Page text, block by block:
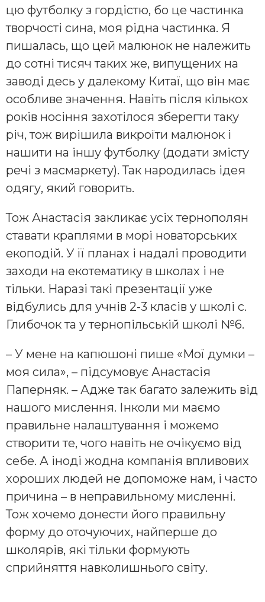
цю футболку з гордістю, бо це частинка
творчості сина, моя рідна частинка. Я
пишалась, що цей малюнок не належить
до сотні тисяч таких же, випущених на
заводі десь у далекому Китаї, що він має
особливе значення. Навіть після кількох
років носіння захотілося зберегти таку
річ, тож вирішила викроїти малюнок і
нашити на іншу футболку (додати змісту
речі з масмаркету). Так народилась ідея
одягу, який говорить.
Тож Анастасія закликає усіх тернополян
ставати краплями в морі новаторських
екоподій. У її планах і надалі проводити
заходи на екотематику в школах і не
тільки. Наразі такі презентації уже
відбулись для учнів 2-3 класів у школі с.
Глибочок та у тернопільській школі №6.
– У мене на капюшоні пише «Мої думки –
моя сила», – підсумовує Анастасія
Паперняк. – Адже так багато залежить від
нашого мислення. Інколи ми маємо
правильне налаштування і можемо
створити те, чого навіть не очікуємо від
себе. А іноді жодна компанія впливових
хороших людей не допоможе нам, і часто
причина – в неправильному мисленні.
Тож хочемо донести його правильну
форму до оточуючих, найперше до
школярів, які тільки формують
сприйняття навколишнього світу.